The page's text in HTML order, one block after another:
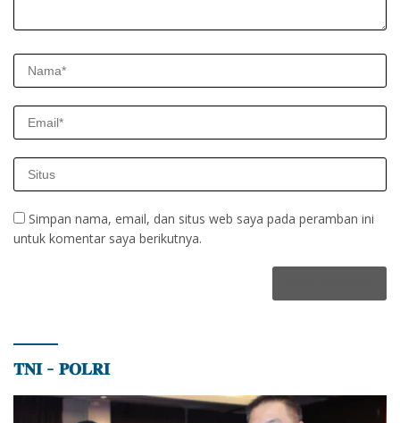
Simpan nama, email, dan situs web saya pada peramban ini
untuk komentar saya berikutnya.
𝐓𝐍𝐈 – 𝐏𝐎𝐋𝐑𝐈